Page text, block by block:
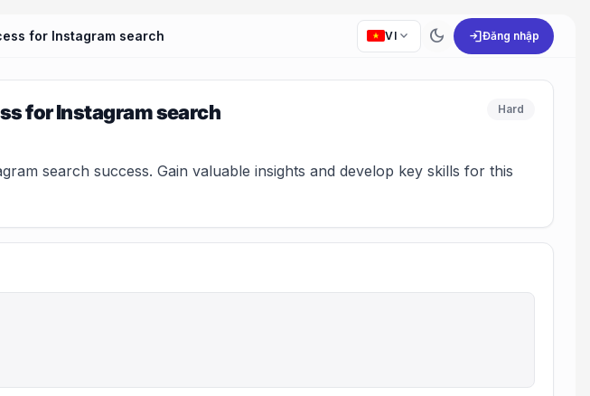
for Instagram search VI expand_more dark_mode loginĐăng nhập
for Instagram search Hard
search success. Gain valuable insights and develop key skills for this